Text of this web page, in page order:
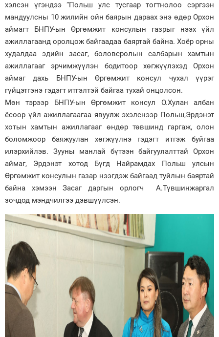
хэлсэн үгэндээ “Польш улс тусгаар тогтнолоо сэргээн
мандуулсны 10 жилийн ойн баярын дараах энэ өдөр Орхон
аймагт БНПУ-ын Өргөмжит консулын газрыг нээх үйл
ажиллагаанд оролцож байгаадаа баяртай байна. Хоёр орны
худалдаа эдийн засаг, боловсролын салбарын хамтын
ажиллагааг эрчимжүүлэн бодитоор хөгжүүлэхэд Орхон
аймаг дахь БНПУ-ын Өргөмжит консул чухал үүрэг
гүйцэтгэнэ гэдэгт итгэлтэй байгаа тухай онцолсон.
Мөн тэрээр БНПУ-ын Өргөмжит консул О.Хулан албан
ёсоор үйл ажиллагаагаа явуулж эхэлснээр Польш,Эрдэнэт
хотын хамтын ажиллагааг өндөр төвшинд гаргаж, олон
боломжоор баяжуулан хөгжүүлнэ гэдэгт итгэж буйгаа
илэрхийлэв. Зууны манлай бүтээн байгуулалттай Орхон
аймаг, Эрдэнэт хотод Бүгд Найрамдах Польш улсын
Өргөмжит консулын газар нээгдэж байгаад туйлын баяртай
байна хэмээн Засаг даргын орлогч А.Түвшинжаргал
зочдод мэндчилгээ дэвшүүлсэн.